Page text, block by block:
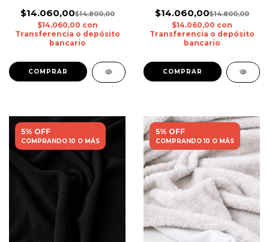
$14.060,00$14.800,00
$14.060,00 con
Transferencia o depósito
bancario
$14.060,00$14.800,00
$14.060,00 con
Transferencia o depósito
bancario
5% OFF
COMPRANDO 10 O MÁS
5% OFF
COMPRANDO 10 O MÁS